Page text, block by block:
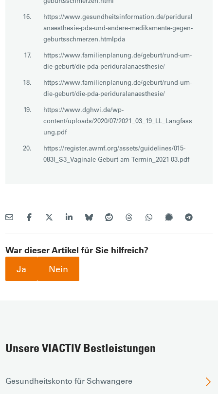
https://www.gesundheitsinformation.de/peridural
anaesthesie-pda-und-andere-medikamente-gegen-
geburtsschmerzen.htmlpda
https://www.familienplanung.de/geburt/rund-um-
die-geburt/die-pda-periduralanaesthesie/
https://www.familienplanung.de/geburt/rund-um-
die-geburt/die-pda-periduralanaesthesie/
https://www.dghwi.de/wp-
content/uploads/2020/07/2021_03_19_LL_Langfass
ung.pdf
https://register.awmf.org/assets/guidelines/015-
083l_S3_Vaginale-Geburt-am-Termin_2021-03.pdf
War dieser Artikel für Sie hilfreich?
Ja
Nein
Unsere VIACTIV Bestleistungen
Gesundheitskonto für Schwangere